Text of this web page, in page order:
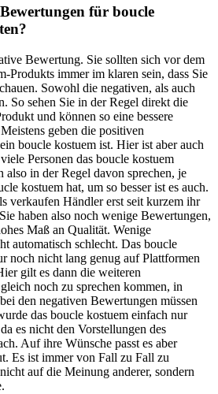
für boucle
Bewertung. Sie sollten sich vor dem
Produkts immer im klaren sein, dass Sie
Sowohl die negativen, als auch
So sehen Sie in der Regel direkt die
und können so eine bessere
geben die positiven
boucle kostuem ist. Hier ist aber auch
Personen das boucle kostuem
also in der Regel davon sprechen, je
kostuem hat, um so besser ist es auch.
verkaufen Händler erst seit kurzem ihr
haben also noch wenige Bewertungen,
Maß an Qualität. Wenige
automatisch schlecht. Das boucle
noch nicht lang genug auf Plattformen
gilt es dann die weiteren
noch zu sprechen kommen, in
den negativen Bewertungen müssen
das boucle kostuem einfach nur
es nicht den Vorstellungen des
Auf ihre Wünsche passt es aber
Es ist immer von Fall zu Fall zu
auf die Meinung anderer, sondern